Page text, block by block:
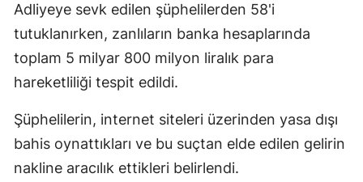
Adliyeye sevk edilen şüphelilerden 58'i
tutuklanırken, zanlıların banka hesaplarında
toplam 5 milyar 800 milyon liralık para
hareketliliği tespit edildi.
Şüphelilerin, internet siteleri üzerinden yasa dışı
bahis oynattıkları ve bu suçtan elde edilen gelirin
nakline aracılık ettikleri belirlendi.